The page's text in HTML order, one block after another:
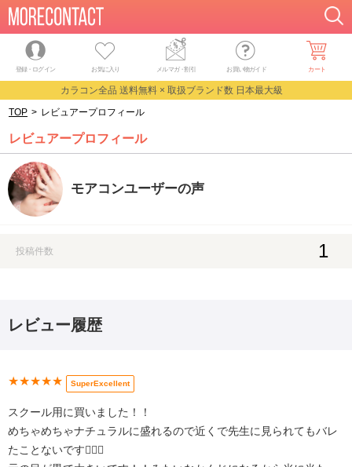
登録・ログイン お気に入り メルマガ・割引 お買い物ガイド カート
カラコン全品 送料無料 × 取扱ブランド数 日本最大級
TOP > レビュアープロフィール
レビュアープロフィール
モアコンユーザーの声
投稿件数 1
レビュー履歴
★★★★★ SuperExcellent
スクール用に買いました！！
めちゃめちゃナチュラルに盛れるので近くで先生に見られてもバレ
たことないです👍🏻✨